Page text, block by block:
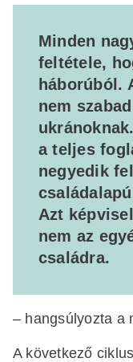
Minden
feltétele,
háborúból.
nem
a teljes
negyedik
Azt
nem az
családra.
– hangsúlyozta a
A következő